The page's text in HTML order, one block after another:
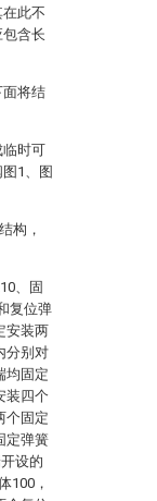
此不
含长
面将结
临时可
1、图
构，
、固
复位弹
安装两
分别对
均固定
装四个
个固定
定弹簧
设的
100，